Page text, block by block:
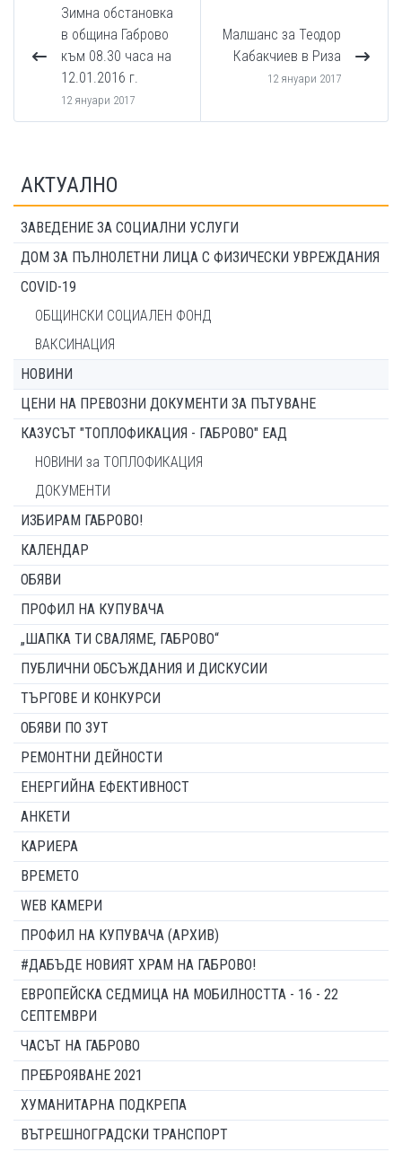
Зимна обстановка
в община Габрово
към 08.30 часа на
12.01.2016 г.
12 януари 2017
Малшанс за Теодор
Кабакчиев в Риза
12 януари 2017
АКТУАЛНО
ЗАВЕДЕНИЕ ЗА СОЦИАЛНИ УСЛУГИ
ДОМ ЗА ПЪЛНОЛЕТНИ ЛИЦА С ФИЗИЧЕСКИ УВРЕЖДАНИЯ
COVID-19
ОБЩИНСКИ СОЦИАЛЕН ФОНД
ВАКСИНАЦИЯ
НОВИНИ
ЦЕНИ НА ПРЕВОЗНИ ДОКУМЕНТИ ЗА ПЪТУВАНЕ
КАЗУСЪТ "ТОПЛОФИКАЦИЯ - ГАБРОВО" ЕАД
НОВИНИ за ТОПЛОФИКАЦИЯ
ДОКУМЕНТИ
ИЗБИРАМ ГАБРОВО!
КАЛЕНДАР
ОБЯВИ
ПРОФИЛ НА КУПУВАЧА
„ШАПКА ТИ СВАЛЯМЕ, ГАБРОВО“
ПУБЛИЧНИ ОБСЪЖДАНИЯ И ДИСКУСИИ
ТЪРГОВЕ И КОНКУРСИ
ОБЯВИ ПО ЗУТ
РЕМОНТНИ ДЕЙНОСТИ
ЕНЕРГИЙНА ЕФЕКТИВНОСТ
АНКЕТИ
КАРИЕРА
ВРЕМЕТО
WEB КАМЕРИ
ПРОФИЛ НА КУПУВАЧА (АРХИВ)
#ДАБЪДЕ НОВИЯТ ХРАМ НА ГАБРОВО!
ЕВРОПЕЙСКА СЕДМИЦА НА МОБИЛНОСТТА - 16 - 22
СЕПТЕМВРИ
ЧАСЪТ НА ГАБРОВО
ПРЕБРОЯВАНЕ 2021
ХУМАНИТАРНА ПОДКРЕПА
ВЪТРЕШНОГРАДСКИ ТРАНСПОРТ